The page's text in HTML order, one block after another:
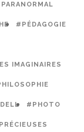
#PÉDAGOGIE
IMAGINAIRES
#PHOTO